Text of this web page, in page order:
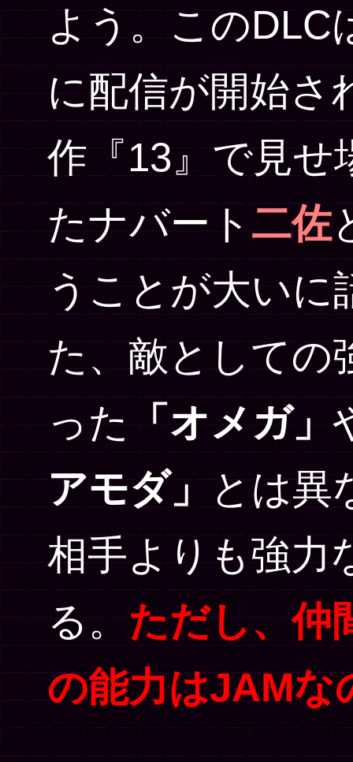
よう。このDLC
に配信が開始さ
作『13』で見せ
たナバート二佐
うことが大いに
た、敵としての
った「オメガ」
アモダ」とは異
相手よりも強力
る。ただし、仲
の能力はJAMな